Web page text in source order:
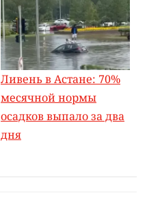
Ливень в Астане: 70%
месячной нормы
осадков выпало за два
дня